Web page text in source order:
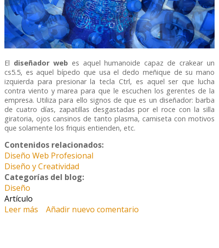
El diseñador web es aquel humanoide capaz de crakear un
cs5.5, es aquel bípedo que usa el dedo meñique de su mano
izquierda para presionar la tecla Ctrl, es aquel ser que lucha
contra viento y marea para que le escuchen los gerentes de la
empresa. Utiliza para ello signos de que es un diseñador: barba
de cuatro días, zapatillas desgastadas por el roce con la silla
giratoria, ojos cansinos de tanto plasma, camiseta con motivos
que solamente los friquis entienden, etc.
Contenidos relacionados:
Diseño Web Profesional
Diseño y Creatividad
Categorías del blog:
Diseño
Artículo
Leer más sobre Pepsi Cola
Añadir nuevo comentario